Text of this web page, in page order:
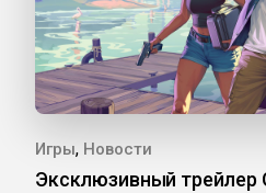
Игры, Новости
Эксклюзивный трейлер